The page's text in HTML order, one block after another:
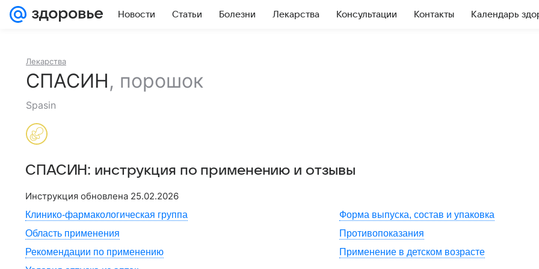
Новости Статьи Болезни Лекарства Консультации Контакты Календарь
Лекарства
СПАСИН, порошок
Spasin
СПАСИН: инструкция по применению и отзывы
Инструкция обновлена 25.02.2026
Клинико-фармакологическая группа
Форма выпуска, состав и упаковка
Область применения
Противопоказания
Рекомендации по применению
Применение в детском возрасте